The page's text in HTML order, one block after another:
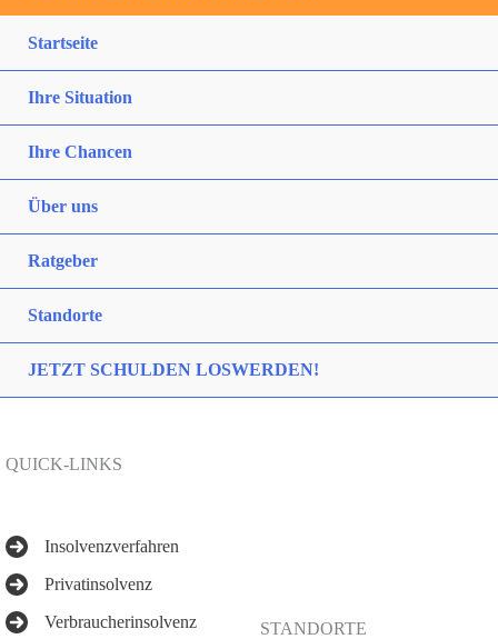
Startseite
Ihre Situation
Ihre Chancen
Über uns
Ratgeber
Standorte
JETZT SCHULDEN LOSWERDEN!
QUICK-LINKS
Insolvenzverfahren
Privatinsolvenz
Verbraucherinsolvenz
STANDORTE